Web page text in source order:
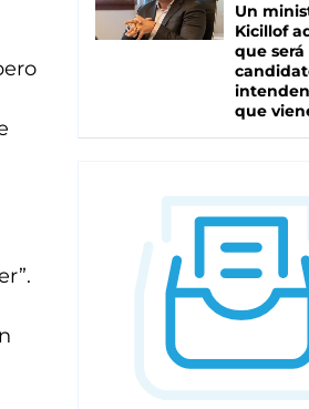
Un
Kicillof
que será
que